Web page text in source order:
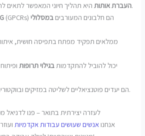
העברת אותותהיא תהליך חיוני המאפשר לתאים לתקשר ולתאם את פעילותם.
קולטנים מצמידים לחלבון G
(GPCRs) הם חלבונים המעורבים במסלולי
לימוד GPCRs יכול להוביל להתקדמותבגילוי תרופות
GPCRs הם יעדים פוטנציאליים לשליטה במזיקים ובווקטורים של פרוקי רגליים.
לעזרה יצירתית בתואר – פנו לדניאל מ
אנחנואנשים שעושים עבודות אקדמיות